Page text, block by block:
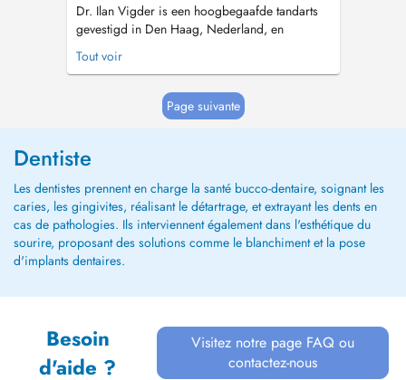
Dr. Ilan Vigder is een hoogbegaafde tandarts
gevestigd in Den Haag, Nederland, en
in Boedapest. Hij staat bekend om zijn
spoedeisende tandheelkundige zorg, en werkt
bij Aqua Dental Clinic en Dental365, een
Tout voir
Page suivante
Dentiste
Les dentistes prennent en charge la santé bucco-dentaire, soignant les
caries, les gingivites, réalisant le détartrage, et extrayant les dents en
cas de pathologies. Ils interviennent également dans l'esthétique du
sourire, proposant des solutions comme le blanchiment et la pose
d'implants dentaires.
Besoin
d'aide ?
Visitez notre page FAQ ou
contactez-nous